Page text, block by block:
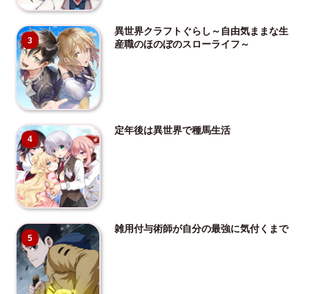
3
異世界クラフトぐらし～自由気ままな生
産職のほのぼのスローライフ～
4
定年後は異世界で種馬生活
5
雑用付与術師が自分の最強に気付くまで